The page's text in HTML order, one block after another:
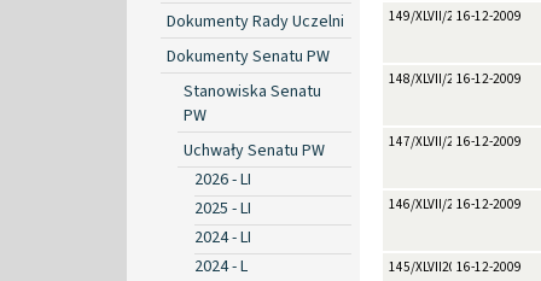
Dokumenty Rady Uczelni
Dokumenty Senatu PW
Stanowiska Senatu
PW
Uchwały Senatu PW
2026 - LI
2025 - LI
2024 - LI
2024 - L
149/XLVII/200916-12-2009
148/XLVII/200916-12-2009
147/XLVII/200916-12-2009
146/XLVII/200916-12-2009
145/XLVII200916-12-2009